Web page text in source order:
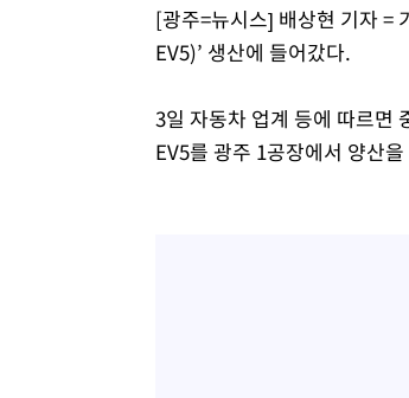
[광주=뉴시스] 배상현 기자 =
EV5)’ 생산에 들어갔다.
3일 자동차 업계 등에 따르면
EV5를 광주 1공장에서 양산